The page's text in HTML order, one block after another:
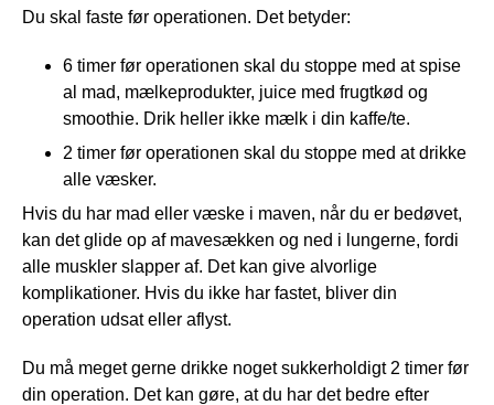
Du skal faste før operationen. Det betyder:
6 timer før operationen skal du stoppe med at spise
al mad, mælkeprodukter, juice med frugtkød og
smoothie. Drik heller ikke mælk i din kaffe/te.
2 timer før operationen skal du stoppe med at drikke
alle væsker.
Hvis du har mad eller væske i maven, når du er bedøvet,
kan det glide op af mavesækken og ned i lungerne, fordi
alle muskler slapper af. Det kan give alvorlige
komplikationer. Hvis du ikke har fastet, bliver din
operation udsat eller aflyst.
Du må meget gerne drikke noget sukkerholdigt 2 timer før
din operation. Det kan gøre, at du har det bedre efter